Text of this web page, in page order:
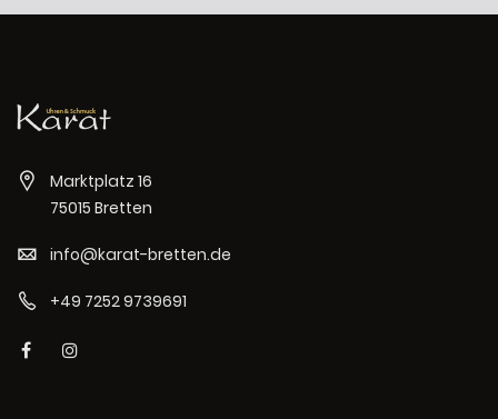
Marktplatz 16
75015 Bretten
info@karat-bretten.de
+49 7252 9739691